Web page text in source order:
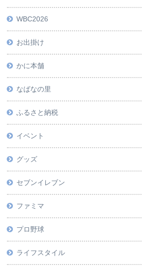
WBC2026
お出掛け
かに本舗
なばなの里
ふるさと納税
イベント
グッズ
セブンイレブン
ファミマ
プロ野球
ライフスタイル